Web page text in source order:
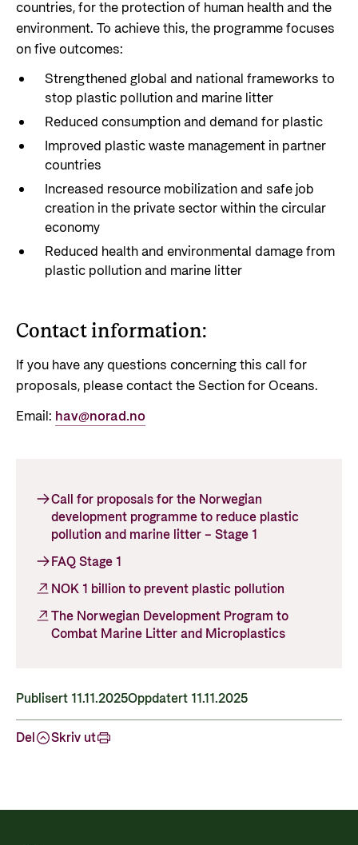
countries, for the protection of human health and the
environment. To achieve this, the programme focuses
on five outcomes:
Strengthened global and national frameworks to
stop plastic pollution and marine litter
Reduced consumption and demand for plastic
Improved plastic waste management in partner
countries
Increased resource mobilization and safe job
creation in the private sector within the circular
economy
Reduced health and environmental damage from
plastic pollution and marine litter
Contact information:
If you have any questions concerning this call for
proposals, please contact the Section for Oceans.
Email: hav@norad.no
Call for proposals for the Norwegian
development programme to reduce plastic
pollution and marine litter – Stage 1
FAQ Stage 1
NOK 1 billion to prevent plastic pollution
The Norwegian Development Program to
Combat Marine Litter and Microplastics
Publisert 11.11.2025Oppdatert 11.11.2025
Del Skriv ut